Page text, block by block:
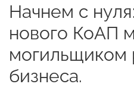
Начнем с
нового КоАП
могильщиком
бизнеса.